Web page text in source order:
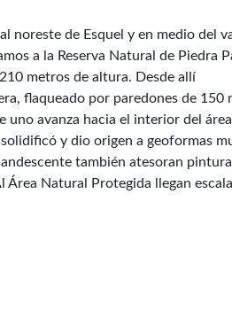
noreste de Esquel y en medio del
a la Reserva Natural de Piedra
metros de altura. Desde allí
flaqueado por paredones de 150
avanza hacia el interior del
y dio origen a geoformas
también atesoran
Área Natural Protegida llegan